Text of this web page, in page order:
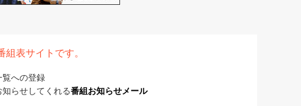
表サイトです。
覧への登録
らせしてくれる番組お知らせメール